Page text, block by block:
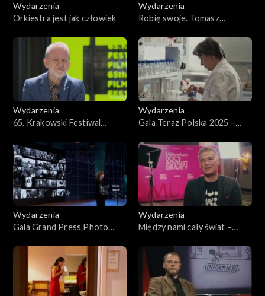
Wydarzenia
Orkiestra jest jak człowiek
Wydarzenia
Robię swoje. Tomasz
Wiedeńskiej
Wydarzenia
65. Krakowski Festiwal
Wydarzenia
Gala Teraz Polska 2025 –
Wydarzenia
Gala Grand Press Photo
Wydarzenia
Między nami cały świat –
Gravity 2025